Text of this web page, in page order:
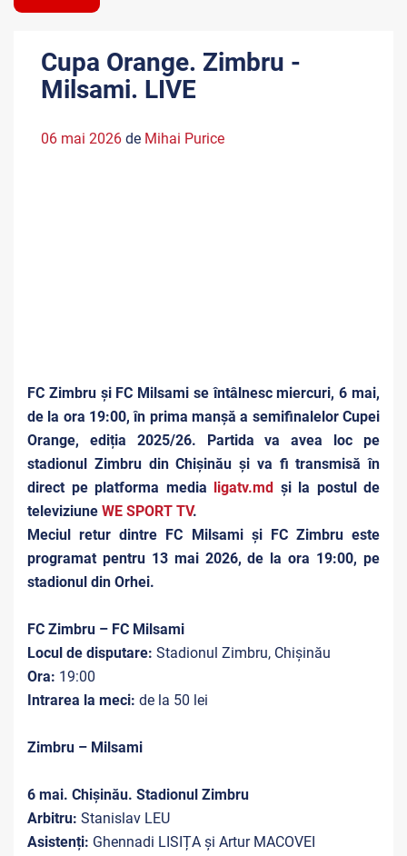
Cupa Orange. Zimbru -
Milsami. LIVE
06 mai 2026 de Mihai Purice
FC Zimbru și FC Milsami se întâlnesc miercuri, 6 mai,
de la ora 19:00, în prima manșă a semifinalelor Cupei
Orange, ediția 2025/26. Partida va avea loc pe
stadionul Zimbru din Chișinău și va fi transmisă în
direct pe platforma media
ligatv.md și la postul de
televiziune WE SPORT TV.
Meciul retur dintre FC Milsami și FC Zimbru este
programat pentru 13 mai 2026, de la ora 19:00, pe
stadionul din Orhei.
FC Zimbru – FC Milsami
Locul de disputare: Stadionul Zimbru, Chișinău
Ora: 19:00
Intrarea la meci: de la 50 lei
Zimbru – Milsami
6 mai. Chișinău. Stadionul Zimbru
Arbitru: Stanislav LEU
Asistenți: Ghennadi LISIȚA și Artur MACOVEI